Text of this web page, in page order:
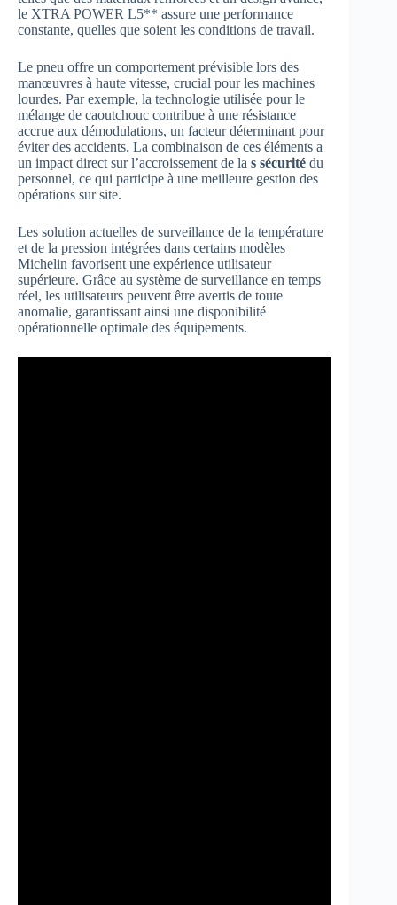
le XTRA POWER L5** assure une performance
constante, quelles que soient les conditions de travail.
Le pneu offre un comportement prévisible lors des
manœuvres à haute vitesse, crucial pour les machines
lourdes. Par exemple, la technologie utilisée pour le
mélange de caoutchouc contribue à une résistance
accrue aux démodulations, un facteur déterminant pour
éviter des accidents. La combinaison de ces éléments a
un impact direct sur l’accroissement de la s sécurité du
personnel, ce qui participe à une meilleure gestion des
opérations sur site.
Les solution actuelles de surveillance de la température
et de la pression intégrées dans certains modèles
Michelin favorisent une expérience utilisateur
supérieure. Grâce au système de surveillance en temps
réel, les utilisateurs peuvent être avertis de toute
anomalie, garantissant ainsi une disponibilité
opérationnelle optimale des équipements.